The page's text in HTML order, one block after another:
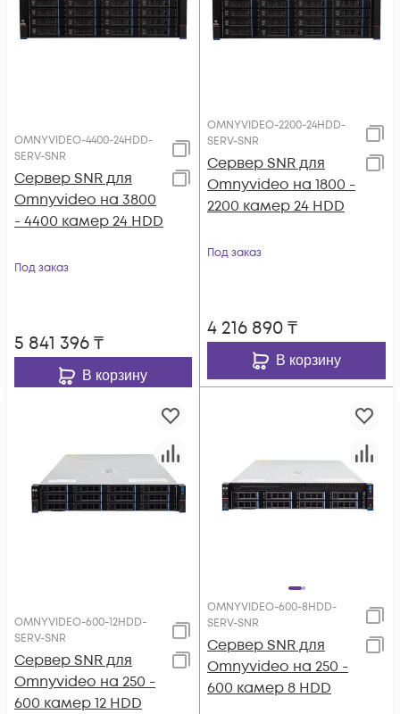
OMNYVIDEO-4400-24HDD-
SERV-SNR
Сервер SNR для
Omnyvideo на 3800
- 4400 камер 24 HDD
Под заказ
5 841 396₸
В корзину
OMNYVIDEO-2200-24HDD-
SERV-SNR
Сервер SNR для
Omnyvideo на 1800 -
2200 камер 24 HDD
Под заказ
4 216 890₸
В корзину
OMNYVIDEO-600-12HDD-
SERV-SNR
Сервер SNR для
Omnyvideo на 250 -
600 камер 12 HDD
OMNYVIDEO-600-8HDD-
SERV-SNR
Сервер SNR для
Omnyvideo на 250 -
600 камер 8 HDD